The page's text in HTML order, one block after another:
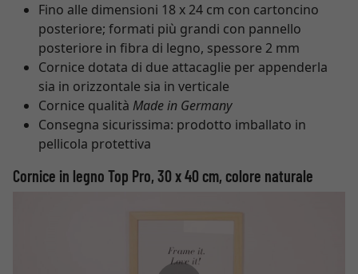
Fino alle dimensioni 18 x 24 cm con cartoncino
posteriore; formati più grandi con pannello
posteriore in fibra di legno, spessore 2 mm
Cornice dotata di due attacaglie per appenderla
sia in orizzontale sia in verticale
Cornice qualità Made in Germany
Consegna sicurissima: prodotto imballato in
pellicola protettiva
Cornice in legno Top Pro, 30 x 40 cm, colore naturale